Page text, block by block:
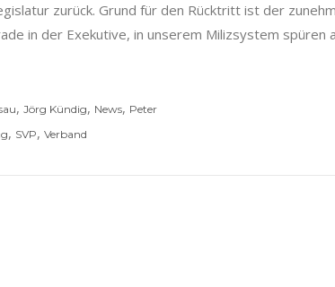
zurück. Grund für den Rücktritt ist der
in der Exekutive, in unserem Milizsystem spüren
, Jörg Kündig, News, Peter
, SVP, Verband